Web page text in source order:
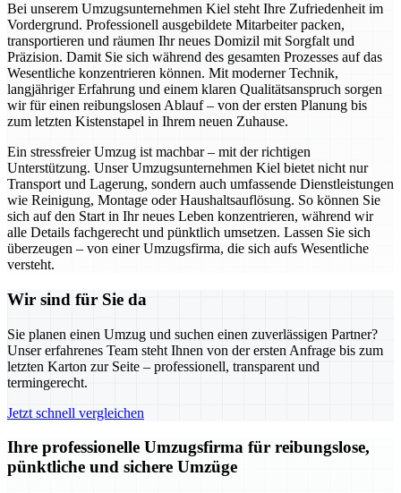
Bei unserem Umzugsunternehmen Kiel steht Ihre Zufriedenheit im
Vordergrund. Professionell ausgebildete Mitarbeiter packen,
transportieren und räumen Ihr neues Domizil mit Sorgfalt und
Präzision. Damit Sie sich während des gesamten Prozesses auf das
Wesentliche konzentrieren können. Mit moderner Technik,
langjähriger Erfahrung und einem klaren Qualitätsanspruch sorgen
wir für einen reibungslosen Ablauf – von der ersten Planung bis
zum letzten Kistenstapel in Ihrem neuen Zuhause.
Ein stressfreier Umzug ist machbar – mit der richtigen
Unterstützung. Unser Umzugsunternehmen Kiel bietet nicht nur
Transport und Lagerung, sondern auch umfassende Dienstleistungen
wie Reinigung, Montage oder Haushaltsauflösung. So können Sie
sich auf den Start in Ihr neues Leben konzentrieren, während wir
alle Details fachgerecht und pünktlich umsetzen. Lassen Sie sich
überzeugen – von einer Umzugsfirma, die sich aufs Wesentliche
versteht.
Wir sind für Sie da
Sie planen einen Umzug und suchen einen zuverlässigen Partner?
Unser erfahrenes Team steht Ihnen von der ersten Anfrage bis zum
letzten Karton zur Seite – professionell, transparent und
termingerecht.
Jetzt schnell vergleichen
Ihre professionelle Umzugsfirma für reibungslose,
pünktliche und sichere Umzüge